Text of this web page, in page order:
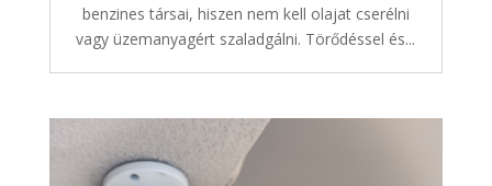
benzines társai, hiszen nem kell olajat cserélni
vagy üzemanyagért szaladgálni. Törődéssel és...